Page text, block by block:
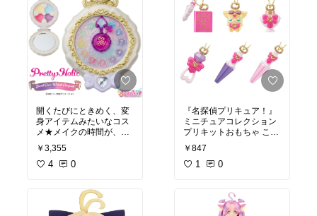
開くたびにときめく、変
身アイテムみたいなコス
メ★メイクの時間が、ち
いさな変身タイムになる
名探偵プリキュア
Pretty Holic ジュエルキュ
￥3,355
4 0
『名探偵プリキュア！』
ミニチュアコレクション
プリキットおもちゃ こど
も 子供 女の子 3歳
￥847
1 0